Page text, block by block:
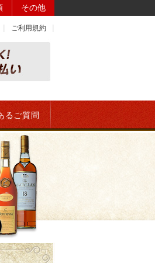
その他
ご利用規約
るご質問